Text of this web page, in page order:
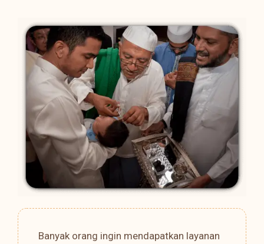
Banyak orang ingin mendapatkan layanan